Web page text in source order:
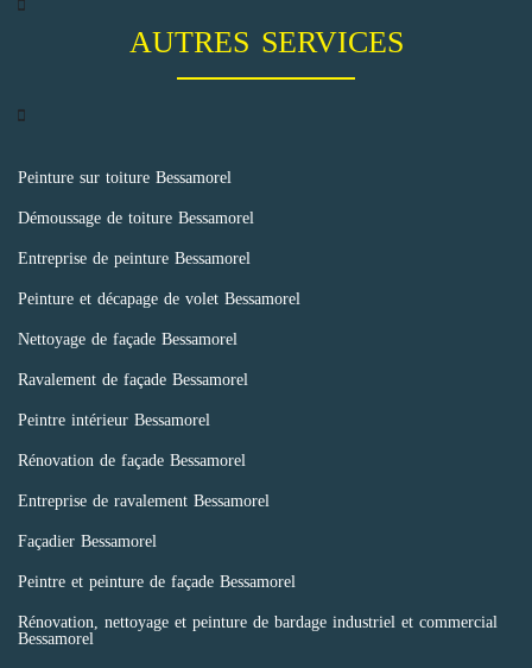
AUTRES SERVICES
Peinture sur toiture Bessamorel
Démoussage de toiture Bessamorel
Entreprise de peinture Bessamorel
Peinture et décapage de volet Bessamorel
Nettoyage de façade Bessamorel
Ravalement de façade Bessamorel
Peintre intérieur Bessamorel
Rénovation de façade Bessamorel
Entreprise de ravalement Bessamorel
Façadier Bessamorel
Peintre et peinture de façade Bessamorel
Rénovation, nettoyage et peinture de bardage industriel et commercial
Bessamorel